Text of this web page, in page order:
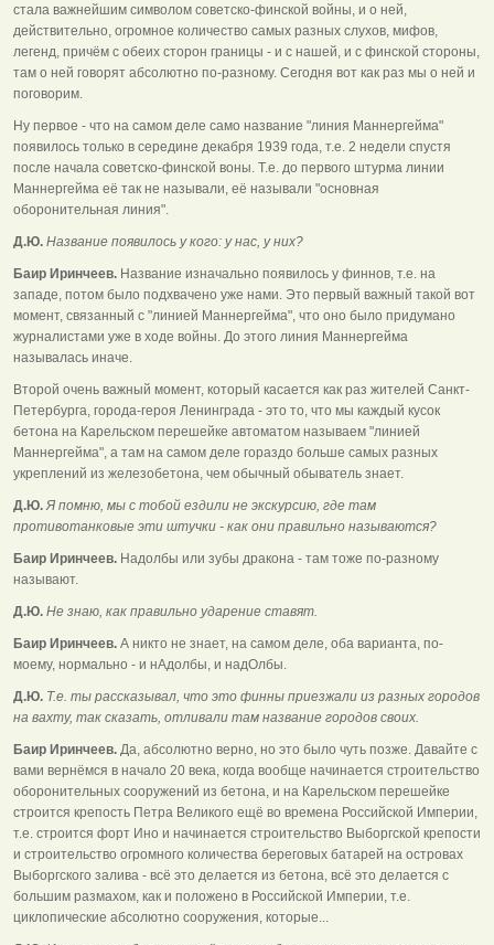
стала важнейшим символом советско-финской войны, и о ней,
действительно, огромное количество самых разных слухов, мифов,
легенд, причём с обеих сторон границы - и с нашей, и с финской стороны,
там о ней говорят абсолютно по-разному. Сегодня вот как раз мы о ней и
поговорим.
Ну первое - что на самом деле само название "линия Маннергейма"
появилось только в середине декабря 1939 года, т.е. 2 недели спустя
после начала советско-финской воны. Т.е. до первого штурма линии
Маннергейма её так не называли, её называли "основная
оборонительная линия".
Д.Ю. Название появилось у кого: у нас, у них?
Баир Иринчеев. Название изначально появилось у финнов, т.е. на
западе, потом было подхвачено уже нами. Это первый важный такой вот
момент, связанный с "линией Маннергейма", что оно было придумано
журналистами уже в ходе войны. До этого линия Маннергейма
называлась иначе.
Второй очень важный момент, который касается как раз жителей Санкт-
Петербурга, города-героя Ленинграда - это то, что мы каждый кусок
бетона на Карельском перешейке автоматом называем "линией
Маннергейма", а там на самом деле гораздо больше самых разных
укреплений из железобетона, чем обычный обыватель знает.
Д.Ю.Я помню, мы с тобой ездили не экскурсию, где там
противотанковые эти штучки - как они правильно называются?
Баир Иринчеев. Надолбы или зубы дракона - там тоже по-разному
называют.
Д.Ю. Не знаю, как правильно ударение ставят.
Баир Иринчеев. А никто не знает, на самом деле, оба варианта, по-
моему, нормально - и нАдолбы, и надОлбы.
Д.Ю. Т.е. ты рассказывал, что это финны приезжали из разных городов
на вахту, так сказать, отливали там название городов своих.
Баир Иринчеев. Да, абсолютно верно, но это было чуть позже. Давайте с
вами вернёмся в начало 20 века, когда вообще начинается строительство
оборонительных сооружений из бетона, и на Карельском перешейке
строится крепость Петра Великого ещё во времена Российской Империи,
т.е. строится форт Ино и начинается строительство Выборгской крепости
и строительство огромного количества береговых батарей на островах
Выборгского залива - всё это делается из бетона, всё это делается с
большим размахом, как и положено в Российской Империи, т.е.
циклопические абсолютно сооружения, которые...